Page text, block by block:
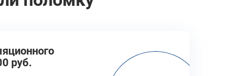
руб.